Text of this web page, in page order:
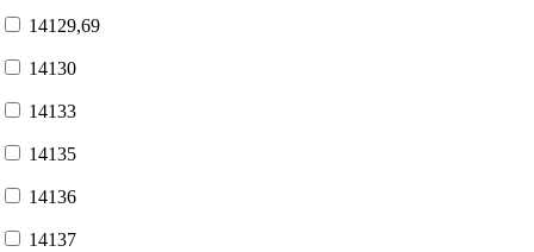
14129,69
14130
14133
14135
14136
14137